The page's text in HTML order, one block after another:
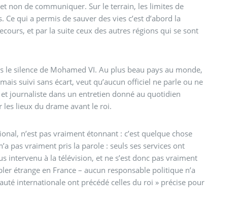
non de communiquer. Sur le terrain, les limites de
qui a permis de sauver des vies c’est d’abord la
et par la suite ceux des autres régions qui se sont
silence de Mohamed VI. Au plus beau pays au monde,
suivi sans écart, veut qu’aucun officiel ne parle ou ne
journaliste dans un entretien donné au quotidien
les lieux du drame avant le roi.
n’est pas vraiment étonnant : c’est quelque chose
pas vraiment pris la parole : seuls ses services ont
intervenu à la télévision, et ne s’est donc pas vraiment
étrange en France – aucun responsable politique n’a
internationale ont précédé celles du roi » précise pour